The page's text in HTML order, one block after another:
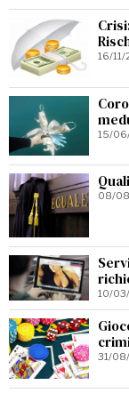
16/11/
15/
08/
10/
31/